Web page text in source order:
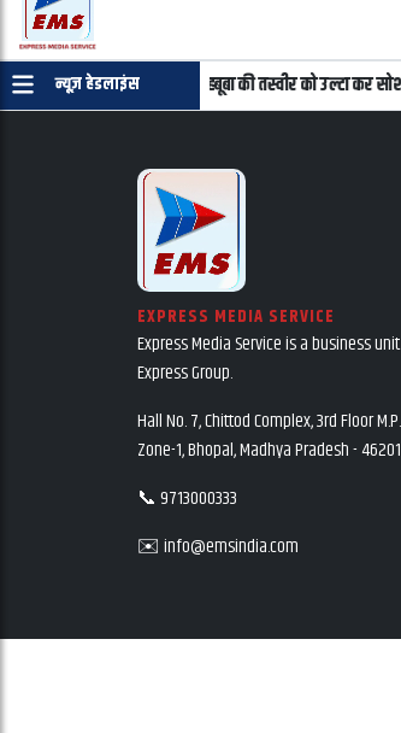
न्यूज़ हेडलाइंस
की जरुरत नहीं महबूबा की तस्वीर को उल्टा कर
EXPRESS MEDIA SERVICE
Express Media Service is a business
Express Group.
Hall No. 7, Chittod Complex, 3rd Floor
Zone-1, Bhopal, Madhya Pradesh -
📞 9713000333
✉️ info@emsindia.com